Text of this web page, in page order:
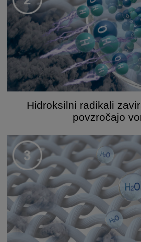
Hidroksilni radikali
povzročajo